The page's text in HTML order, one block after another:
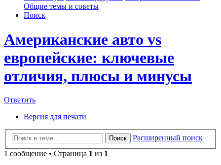
Общие темы и советы
Поиск
Американские авто vs
европейские: ключевые
отличия, плюсы и минусы
Ответить
Версия для печати
Поиск
Расширенный поиск
1 сообщение • Страница 1 из 1